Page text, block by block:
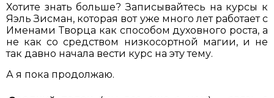
Хотите знать больше? Записывайтесь на курсы к
Яэль Зисман, которая вот уже много лет работает с
Именами Творца как способом духовного роста, а
не как со средством низкосортной магии, и не
так давно начала вести курс на эту тему.
А я пока продолжаю.